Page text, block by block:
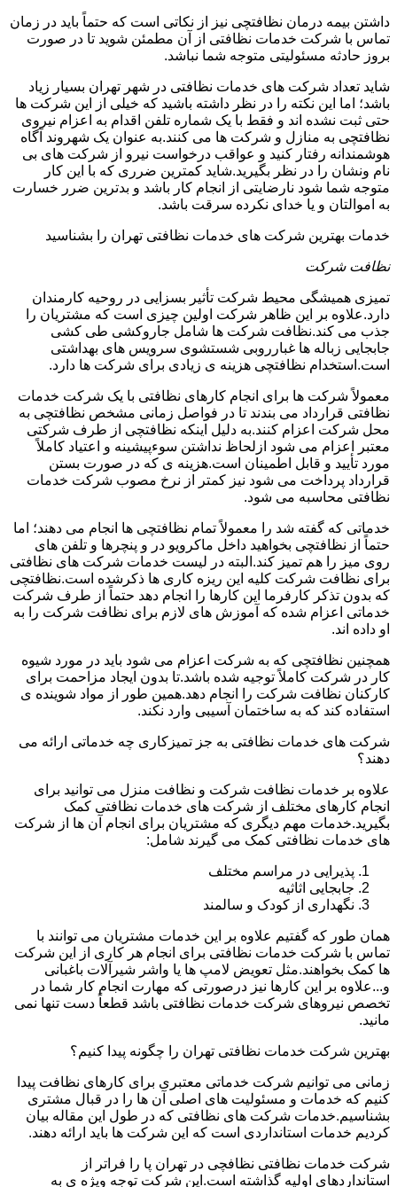
داشتن بیمه درمان نظافتچی نیز از نکاتی است که حتماً باید در زمان
تماس با شرکت خدمات نظافتی از آن مطمئن شوید تا در صورت
بروز حادثه مسئولیتی متوجه شما نباشد.
شاید تعداد شرکت های خدمات نظافتی در شهر تهران بسیار زیاد
باشد؛ اما این نکته را در نظر داشته باشید که خیلی از این شرکت ها
حتی ثبت نشده اند و فقط با یک شماره تلفن اقدام به اعزام نیروی
نظافتچی به منازل و شرکت ها می کنند.به عنوان یک شهروند آگاه
هوشمندانه رفتار کنید و عواقب درخواست نیرو از شرکت های بی
نام ونشان را در نظر بگیرید.شاید کمترین ضرری که با این کار
متوجه شما شود نارضایتی از انجام کار باشد و بدترین ضرر خسارت
به اموالتان و یا خدای نکرده سرقت باشد.
خدمات بهترین شرکت های خدمات نظافتی تهران را بشناسید
نظافت شرکت
تمیزی همیشگی محیط شرکت تأثیر بسزایی در روحیه کارمندان
دارد.علاوه بر این ظاهر شرکت اولین چیزی است که مشتریان را
جذب می کند.نظافت شرکت ها شامل جاروکشی طی کشی
جابجایی زباله ها غبارروبی شستشوی سرویس های بهداشتی
است.استخدام نظافتچی هزینه ی زیادی برای شرکت ها دارد.
معمولاً شرکت ها برای انجام کارهای نظافتی با یک شرکت خدمات
نظافتی قرارداد می بندند تا در فواصل زمانی مشخص نظافتچی به
محل شرکت اعزام کنند.به دلیل اینکه نظافتچی از طرف شرکتی
معتبر اعزام می شود ازلحاظ نداشتن سوءپیشینه و اعتیاد کاملاً
مورد تأیید و قابل اطمینان است.هزینه ی که در صورت بستن
قرارداد پرداخت می شود نیز کمتر از نرخ مصوب شرکت خدمات
نظافتی محاسبه می شود.
خدماتی که گفته شد را معمولاً تمام نظافتچی ها انجام می دهند؛ اما
حتماً از نظافتچی بخواهید داخل ماکرویو در و پنچرها و تلفن های
روی میز را هم تمیز کند.البته در لیست خدمات شرکت های نظافتی
برای نظافت شرکت کلیه این ریزه کاری ها ذکرشده است.نظافتچی
که بدون تذکر کارفرما این کارها را انجام دهد حتماً از طرف شرکت
خدماتی اعزام شده که آموزش های لازم برای نظافت شرکت را به
او داده اند.
همچنین نظافتچی که به شرکت اعزام می شود باید در مورد شیوه
کار در شرکت کاملاً توجیه شده باشد.تا بدون ایجاد مزاحمت برای
کارکنان نظافت شرکت را انجام دهد.همین طور از مواد شوینده ی
استفاده کند که به ساختمان آسیبی وارد نکند.
شرکت های خدمات نظافتی به جز تمیزکاری چه خدماتی ارائه می
دهند؟
علاوه بر خدمات نظافت شرکت و نظافت منزل می توانید برای
انجام کارهای مختلف از شرکت های خدمات نظافتی کمک
بگیرید.خدمات مهم دیگری که مشتریان برای انجام آن ها از شرکت
های خدمات نظافتی کمک می گیرند شامل:
پذیرایی در مراسم مختلف
جابجایی اثاثیه
نگهداری از کودک و سالمند
همان طور که گفتیم علاوه بر این خدمات مشتریان می توانند با
تماس با شرکت خدمات نظافتی برای انجام هر کاری از این شرکت
ها کمک بخواهند.مثل تعویض لامپ ها یا واشر شیرآلات باغبانی
و...علاوه بر این کارها نیز درصورتی که مهارت انجام کار شما در
تخصص نیروهای شرکت خدمات نظافتی باشد قطعاً دست تنها نمی
مانید.
بهترین شرکت خدمات نظافتی تهران را چگونه پیدا کنیم؟
زمانی می توانیم شرکت خدماتی معتبری برای کارهای نظافت پیدا
کنیم که خدمات و مسئولیت های اصلی آن ها را در قبال مشتری
بشناسیم.خدمات شرکت های نظافتی که در طول این مقاله بیان
کردیم خدمات استانداردی است که این شرکت ها باید ارائه دهند.
شرکت خدمات نظافتی نظافچی در تهران پا را فراتر از
استانداردهای اولیه گذاشته است.این شرکت توجه ویژه ی به